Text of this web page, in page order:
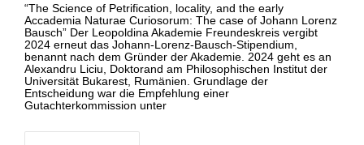
“The Science of Petrification, locality, and the early
Accademia Naturae Curiosorum: The case of Johann Lorenz
Bausch” Der Leopoldina Akademie Freundeskreis vergibt
2024 erneut das Johann-Lorenz-Bausch-Stipendium,
benannt nach dem Gründer der Akademie. 2024 geht es an
Alexandru Liciu, Doktorand am Philosophischen Institut der
Universität Bukarest, Rumänien. Grundlage der
Entscheidung war die Empfehlung einer
Gutachterkommission unter